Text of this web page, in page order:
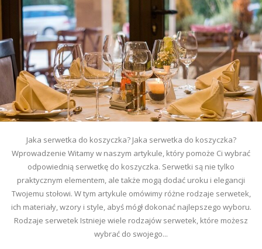
Jaka serwetka do koszyczka? Jaka serwetka do koszyczka?
Wprowadzenie Witamy w naszym artykule, który pomoże Ci wybrać
odpowiednią serwetkę do koszyczka. Serwetki są nie tylko
praktycznym elementem, ale także mogą dodać uroku i elegancji
Twojemu stołowi. W tym artykule omówimy różne rodzaje serwetek,
ich materiały, wzory i style, abyś mógł dokonać najlepszego wyboru.
Rodzaje serwetek Istnieje wiele rodzajów serwetek, które możesz
wybrać do swojego...